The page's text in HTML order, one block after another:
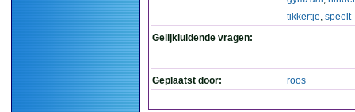
tikkertje, speelt
Gelijkluidende vragen:
Geplaatst door: roos